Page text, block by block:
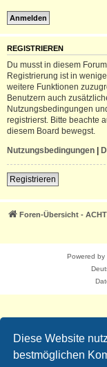
Diese Website
bestmöglichen
REGISTRIEREN
Du musst in diesem
Registrierung ist in
weitere Funktionen
Benutzern auch
Nutzungsbedingungen
registrierst. Bitte beachte
diesem Board bewegst.
Nutzungsbedingungen |
Registrieren
Foren-Übersicht -
Powered by